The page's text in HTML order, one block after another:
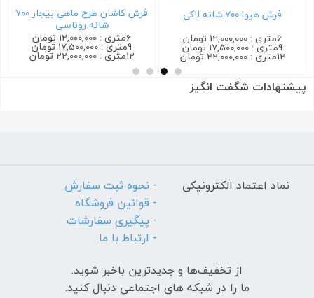
فرش ترمه ۷۰۰ شانه سرمه ای
6متری : 12,000,000 تومان
9متری : 17,500,000 تومان
12متری : 22,000,000 تومان
فرش کاشان گیلدا ۷۰۰ شانه کرم
6متری : 12,000,000 تومان
9متری : 17,500,000 تومان
12متری : 22,000,000 تومان
پیشنهادات شگفت انگیز
نماد اعتماد الکترونیکی
- نحوه ثبت سفارش
- قوانین فروشگاه
- پیگیری سفارشات
- ارتباط با ما
از تخفیف‌ها و جدیدترین‌ باخبر شوید.
ما را در شبکه های اجتماعی دنبال کنید.